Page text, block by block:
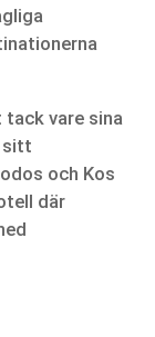
vare sina
sitt
och Kos
där